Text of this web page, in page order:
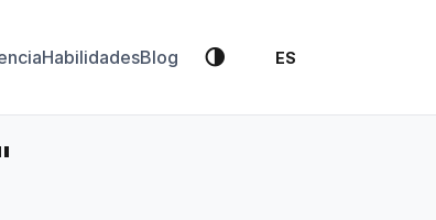
HabilidadesBlog 🌗 ES